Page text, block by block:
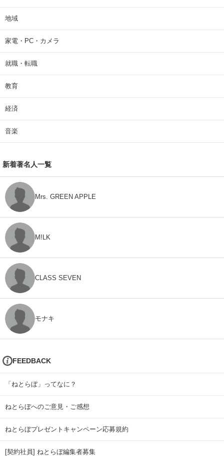
地域
家電・PC・カメラ
就職・転職
教育
経済
音楽
新着著名人一覧
Mrs. GREEN APPLE
M!LK
CLASS SEVEN
モナキ
FEEDBACK
「ねとらぼ」ってなに？
ねとらぼへのご意見・ご感想
ねとらぼプレゼントキャンペーン応募規約
[契約社員] ねとらぼ編集者募集